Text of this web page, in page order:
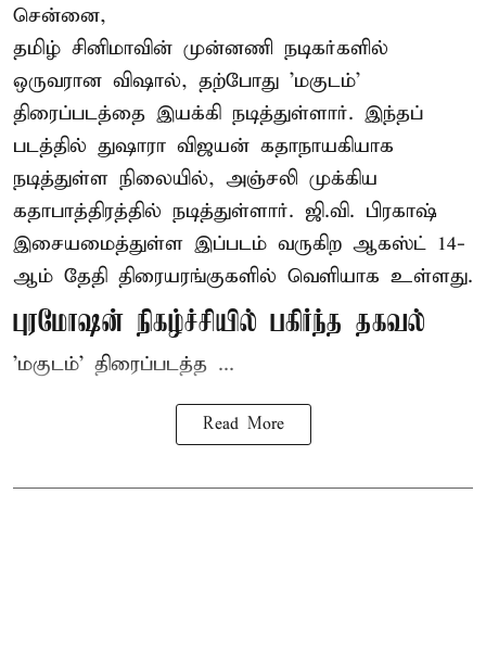
சென்னை,
தமிழ் சினிமாவின் முன்னணி நடிகர்களில்
ஒருவரான விஷால், தற்போது 'மகுடம்'
திரைப்படத்தை இயக்கி நடித்துள்ளார். இந்தப்
படத்தில் துஷாரா விஜயன் கதாநாயகியாக
நடித்துள்ள நிலையில், அஞ்சலி முக்கிய
கதாபாத்திரத்தில் நடித்துள்ளார். ஜி.வி. பிரகாஷ்
இசையமைத்துள்ள இப்படம் வருகிற ஆகஸ்ட் 14-
ஆம் தேதி திரையரங்குகளில் வெளியாக உள்ளது.
புரமோஷன் நிகழ்ச்சியில் பகிர்ந்த தகவல்
'மகுடம்' திரைப்படத்த ...
Read More